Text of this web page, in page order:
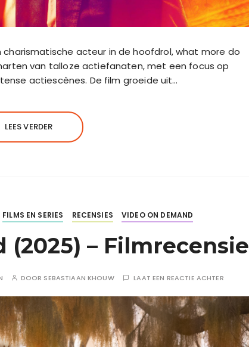
acteur in de hoofdrol, what more do
van talloze actiefanaten, met een focus op
actiescènes. De film groeide uit…
LEES VERDER
FILMS EN SERIES RECENSIES VIDEO ON DEMAND
(2025) – Filmrecensie
DOOR SEBASTIAAN KHOUW LAAT EEN REACTIE ACHTER